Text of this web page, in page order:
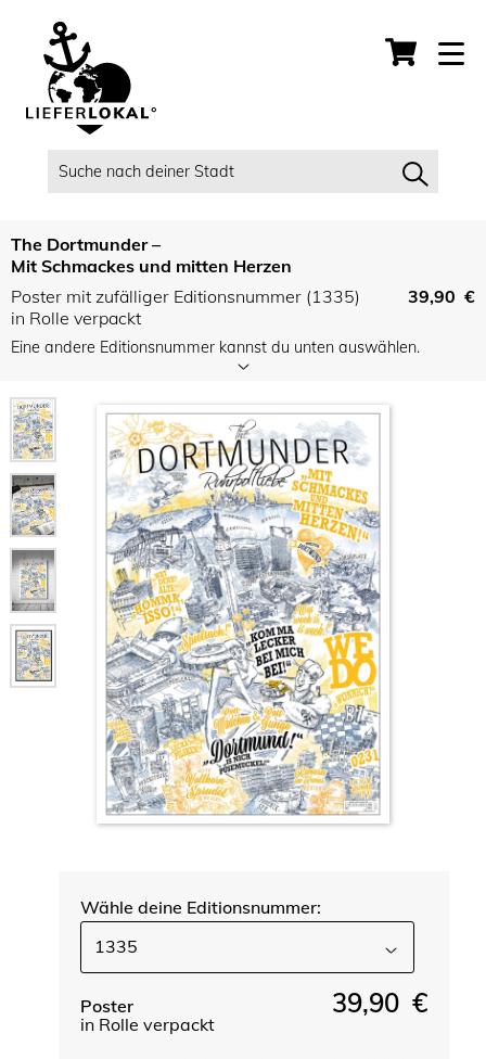
The Dortmunder –
Mit Schmackes und mitten Herzen
Poster mit zufälliger Editionsnummer (1335)
in Rolle verpackt
39,90 €
Eine andere Editionsnummer kannst du unten auswählen.
Wähle deine Editionsnummer:
1335
Poster
in Rolle verpackt
39,90 €